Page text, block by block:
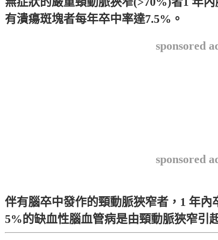
有潰瘍斑塊者每年卒中率達7.5%。
sponsored
sponsored
伴有腦卒中發作的頸動脈狹窄者，1 年
5%的缺血性腦血管病是由頸動脈狹窄引